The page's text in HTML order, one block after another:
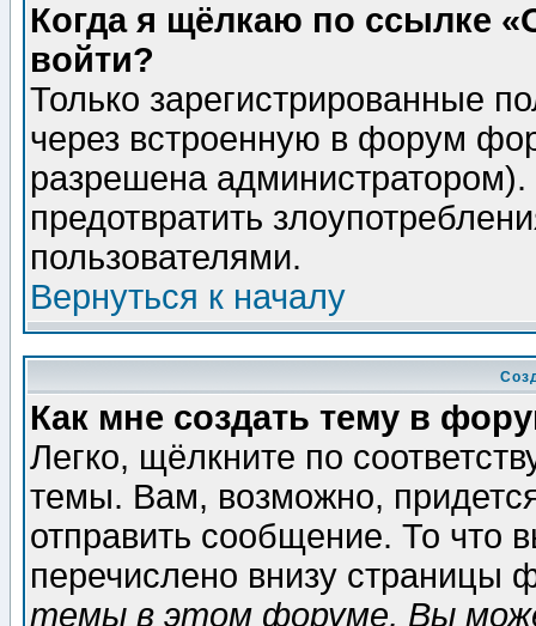
Когда я щёлкаю по ссылке
войти?
Только зарегистрированные
через встроенную в форум
разрешена
предотвратить
пользователями.
Вернуться к началу
Как мне создать тему в
Легко, щёлкните по
темы. Вам, возможно,
отправить сообщение. То что
перечислено внизу страницы
темы в этом форуме, Вы